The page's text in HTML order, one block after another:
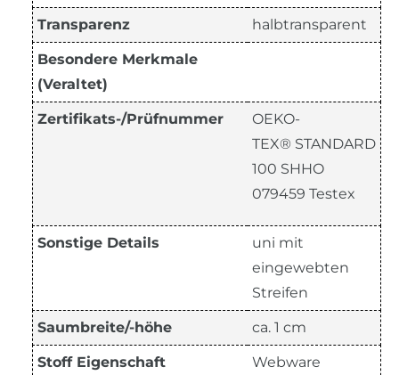
Transparenz halbtransparent
Besondere Merkmale
(Veraltet)
Zertifikats-/Prüfnummer
OEKO-
TEX® STANDARD
100 SHHO
079459 Testex
Sonstige Details
uni mit
eingewebten
Streifen
Saumbreite/-höhe ca. 1 cm
Stoff Eigenschaft Webware